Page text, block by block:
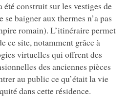
été construit sur les vestiges de
baigner aux thermes n’a pas
romain). L’itinéraire permet
ce site, notamment grâce à
virtuelles qui offrent des
des anciennes pièces
au public ce qu’était la vie
dans cette résidence.